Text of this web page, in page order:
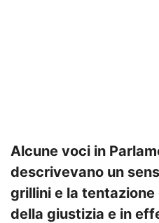
Alcune voci in
descrivevano un
grillini e la
della giustizia e in